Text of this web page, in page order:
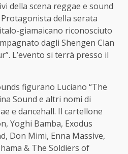
della scena reggae e sound
della serata
giamaicano riconosciuto
dagli Shengen Clan
L’evento si terrà presso il
figurano Luciano “The
Sound e altri nomi di
e dancehall. Il cartellone
Yoghi Bamba, Exodus
Don Mimi, Enna Massive,
& The Soldiers of